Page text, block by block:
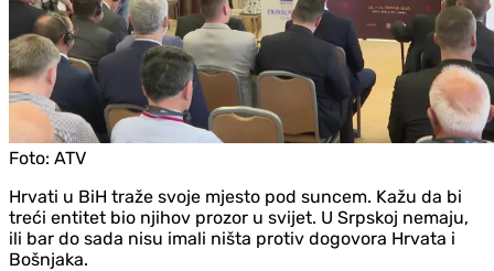
Foto: ATV
Hrvati u BiH traže svoje mjesto pod suncem. Kažu da bi
treći entitet bio njihov prozor u svijet. U Srpskoj nemaju,
ili bar do sada nisu imali ništa protiv dogovora Hrvata i
Bošnjaka.